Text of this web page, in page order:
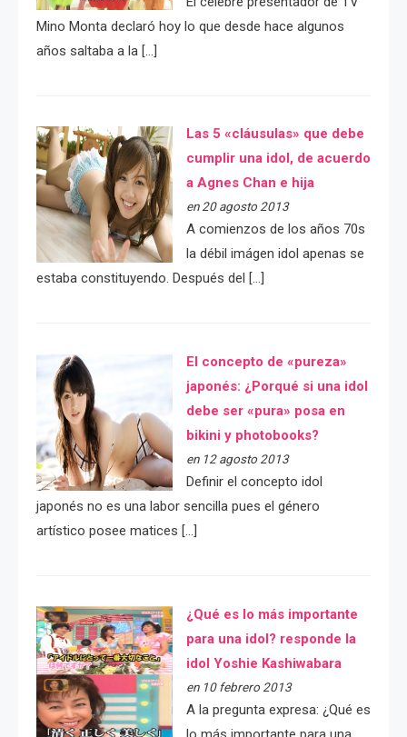
Mino Monta declaró hoy lo que desde hace algunos
años saltaba a la […]
Las 5 «cláusulas» que debe
cumplir una idol, de acuerdo
a Agnes Chan e hija
en 20 agosto 2013
A comienzos de los años 70s
la débil imágen idol apenas se
estaba constituyendo. Después del […]
El concepto de «pureza»
japonés: ¿Porqué si una idol
debe ser «pura» posa en
bikini y photobooks?
en 12 agosto 2013
Definir el concepto idol
japonés no es una labor sencilla pues el género
artístico posee matices […]
¿Qué es lo más importante
para una idol? responde la
idol Yoshie Kashiwabara
en 10 febrero 2013
A la pregunta expresa: ¿Qué es